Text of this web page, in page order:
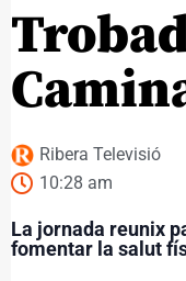
Ribera Televisió
10:28 am
La jornada reunix
fomentar la salut